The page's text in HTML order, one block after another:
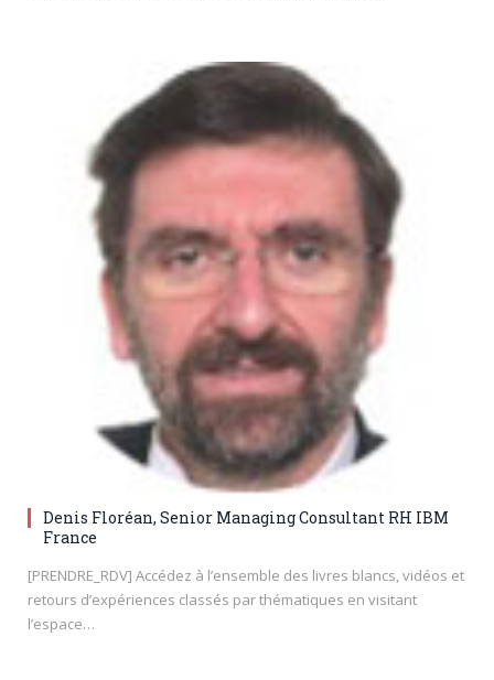
Denis Floréan, Senior Managing Consultant RH IBM
France
[PRENDRE_RDV] Accédez à l’ensemble des livres blancs, vidéos et
retours d’expériences classés par thématiques en visitant
l’espace…